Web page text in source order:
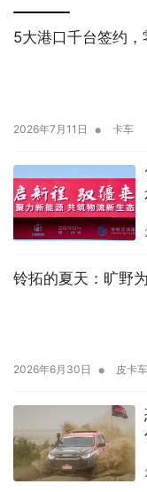
5大港口千台签约
2026年7月11日 • 卡车
铃拓的夏天：旷野
2026年6月30日 • 皮卡车